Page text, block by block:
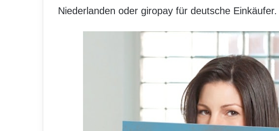
Niederlanden oder giropay für deutsche Einkäufer.